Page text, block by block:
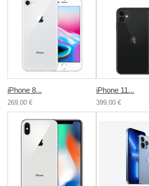
iPhone 8...
269,00 €
iPhone 11...
399,00 €